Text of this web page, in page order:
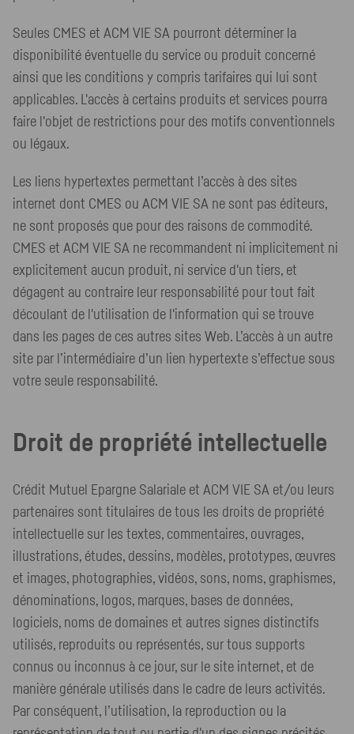
Seules CMES et ACM VIE SA pourront déterminer la
disponibilité éventuelle du service ou produit concerné
ainsi que les conditions y compris tarifaires qui lui sont
applicables. L'accès à certains produits et services pourra
faire l'objet de restrictions pour des motifs conventionnels
ou légaux.
Les liens hypertextes permettant l’accès à des sites
internet dont CMES ou ACM VIE SA ne sont pas éditeurs,
ne sont proposés que pour des raisons de commodité.
CMES et ACM VIE SA ne recommandent ni implicitement ni
explicitement aucun produit, ni service d'un tiers, et
dégagent au contraire leur responsabilité pour tout fait
découlant de l'utilisation de l'information qui se trouve
dans les pages de ces autres sites Web. L’accès à un autre
site par l’intermédiaire d’un lien hypertexte s’effectue sous
votre seule responsabilité.
Droit de propriété intellectuelle
Crédit Mutuel Epargne Salariale et ACM VIE SA et/ou leurs
partenaires sont titulaires de tous les droits de propriété
intellectuelle sur les textes, commentaires, ouvrages,
illustrations, études, dessins, modèles, prototypes, œuvres
et images, photographies, vidéos, sons, noms, graphismes,
dénominations, logos, marques, bases de données,
logiciels, noms de domaines et autres signes distinctifs
utilisés, reproduits ou représentés, sur tous supports
connus ou inconnus à ce jour, sur le site internet, et de
manière générale utilisés dans le cadre de leurs activités.
Par conséquent, l’utilisation, la reproduction ou la